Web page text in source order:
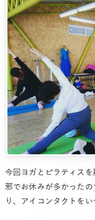
今回ヨガとピラティス
邪でお休みが多かった
り、アイコンタクトを